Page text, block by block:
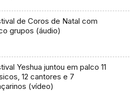
de Coros de Natal com
grupos (áudio)
Yeshua juntou em palco 11
12 cantores e 7
(vídeo)